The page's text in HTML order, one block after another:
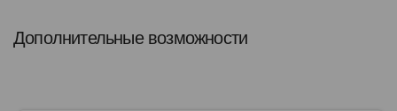
Дополнительные возможности